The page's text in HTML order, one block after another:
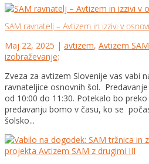
SAM ravnatelj – Avtizem in izzivi v
Maj 22, 2025 | avtizem, Avtizem
izobraževanje;
Zveza za avtizem Slovenije vas vabi
ravnateljice osnovnih šol.
od 10:00 do 11:30. Potekalo bo
predavanju bomo v času, ko se
šolsko...